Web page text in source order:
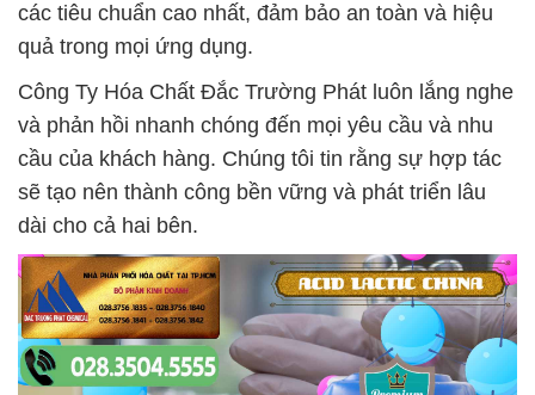
các tiêu chuẩn cao nhất, đảm bảo an toàn và hiệu
quả trong mọi ứng dụng.
Công Ty Hóa Chất Đắc Trường Phát luôn lắng nghe
và phản hồi nhanh chóng đến mọi yêu cầu và nhu
cầu của khách hàng. Chúng tôi tin rằng sự hợp tác
sẽ tạo nên thành công bền vững và phát triển lâu
dài cho cả hai bên.